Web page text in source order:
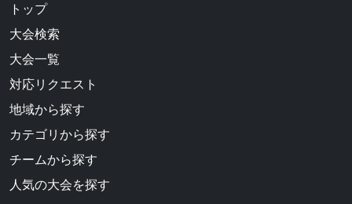
トップ
大会検索
大会一覧
対応リクエスト
地域から探す
カテゴリから探す
チームから探す
人気の大会を探す